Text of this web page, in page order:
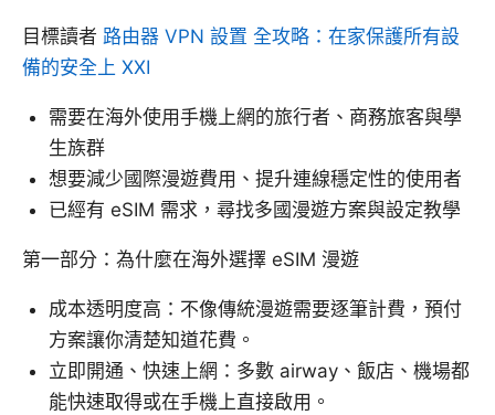
目標讀者 路由器 VPN 設置 全攻略：在家保護所有設
備的安全上 XXI
需要在海外使用手機上網的旅行者、商務旅客與學
生族群
想要減少國際漫遊費用、提升連線穩定性的使用者
已經有 eSIM 需求，尋找多國漫遊方案與設定教學
第一部分：為什麼在海外選擇 eSIM 漫遊
成本透明度高：不像傳統漫遊需要逐筆計費，預付
方案讓你清楚知道花費。
立即開通、快速上網：多數 airway、飯店、機場都
能快速取得或在手機上直接啟用。